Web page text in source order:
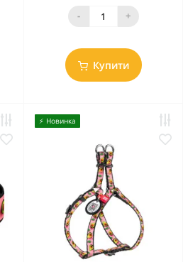
- +
Купити
⚡️ Новинка